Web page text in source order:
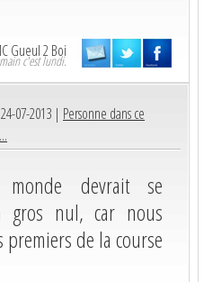
Gueul 2 Boi
c'est lundi.
07-2013 | Personne dans ce
devrait se
gros nul, car nous
premiers de la course